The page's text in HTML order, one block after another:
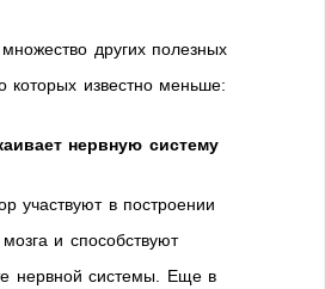
других полезных
которых известно меньше:
нервную систему
участвуют в построении
мозга и способствуют
нервной системы. Еще в